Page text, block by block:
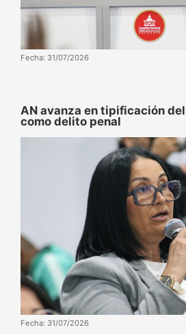
Fecha: 31/07/2026
AN avanza en tipificación
como delito penal
Fecha: 31/07/2026